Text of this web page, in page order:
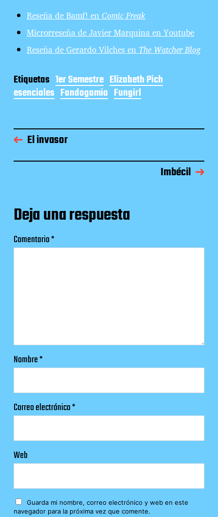
Reseña de Bamf! en Comic Freak
Microrreseña de Javier Marquina en Youtube
Reseña de Gerardo Vilches en The Watcher Blog
Etiquetas 1er Semestre Elizabeth Pich
esenciales Fandogamia Fungirl
El invasor
Imbécil
Deja una respuesta
Comentario*
Nombre*
Correo electrónico*
Web
Guarda mi nombre, correo electrónico y web en este
navegador para la próxima vez que comente.